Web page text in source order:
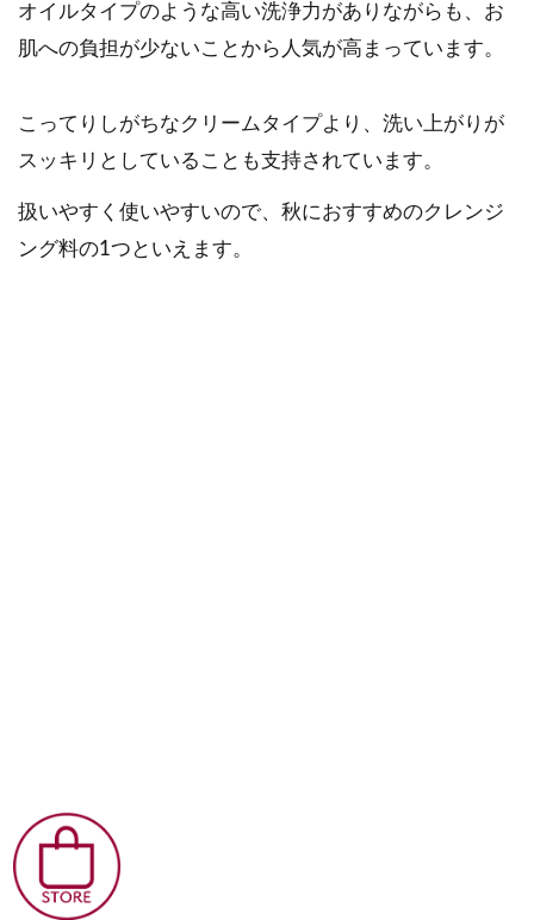
オイルタイプのような高い洗浄力がありながらも、お
肌への負担が少ないことから人気が高まっています。
こってりしがちなクリームタイプより、洗い上がりが
スッキリとしていることも支持されています。
扱いやすく使いやすいので、秋におすすめのクレンジ
ング料の1つといえます。